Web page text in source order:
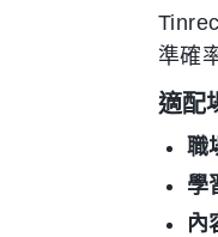
準確
適配
職
學
內